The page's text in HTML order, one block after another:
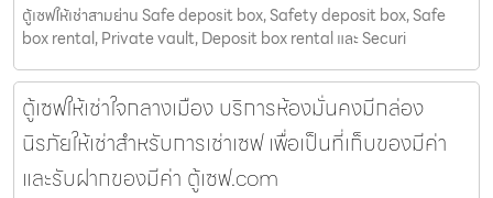
ตู้เซฟให้เช่าสามย่าน Safe deposit box, Safety deposit box, Safe
box rental, Private vault, Deposit box rental และ Securi
ตู้เซฟให้เช่าใจกลางเมือง บริการห้องมั่นคงมีกล่อง
นิรภัยให้เช่าสำหรับการเช่าเซฟ เพื่อเป็นที่เก็บของมีค่า
และรับฝากของมีค่า ตู้เซฟ.com